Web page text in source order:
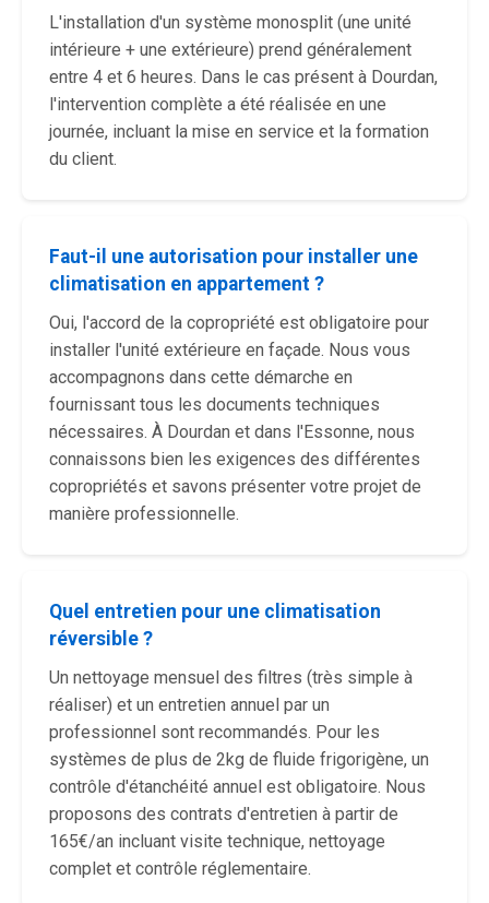
L'installation d'un système monosplit (une unité
intérieure + une extérieure) prend généralement
entre 4 et 6 heures. Dans le cas présent à Dourdan,
l'intervention complète a été réalisée en une
journée, incluant la mise en service et la formation
du client.
Faut-il une autorisation pour installer une
climatisation en appartement ?
Oui, l'accord de la copropriété est obligatoire pour
installer l'unité extérieure en façade. Nous vous
accompagnons dans cette démarche en
fournissant tous les documents techniques
nécessaires. À Dourdan et dans l'Essonne, nous
connaissons bien les exigences des différentes
copropriétés et savons présenter votre projet de
manière professionnelle.
Quel entretien pour une climatisation
réversible ?
Un nettoyage mensuel des filtres (très simple à
réaliser) et un entretien annuel par un
professionnel sont recommandés. Pour les
systèmes de plus de 2kg de fluide frigorigène, un
contrôle d'étanchéité annuel est obligatoire. Nous
proposons des contrats d'entretien à partir de
165€/an incluant visite technique, nettoyage
complet et contrôle réglementaire.